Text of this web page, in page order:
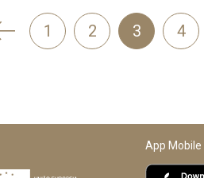
'
1 2 3 4
App Mobile